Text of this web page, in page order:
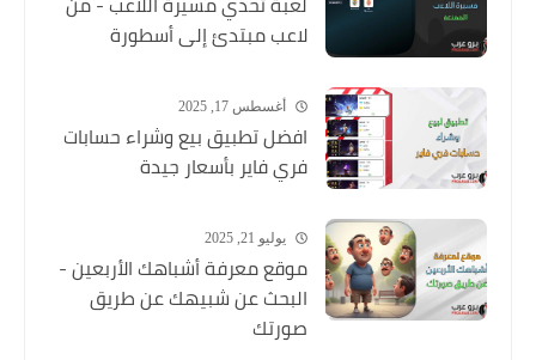
لاعب مبتدئ إلى أسطورة
أغسطس 17, 2025
افضل تطبيق بيع وشراء حسابات
فري فاير بأسعار جيدة
يوليو 21, 2025
موقع معرفة أشباهك الأربعين -
البحث عن شبيهك عن طريق
صورتك